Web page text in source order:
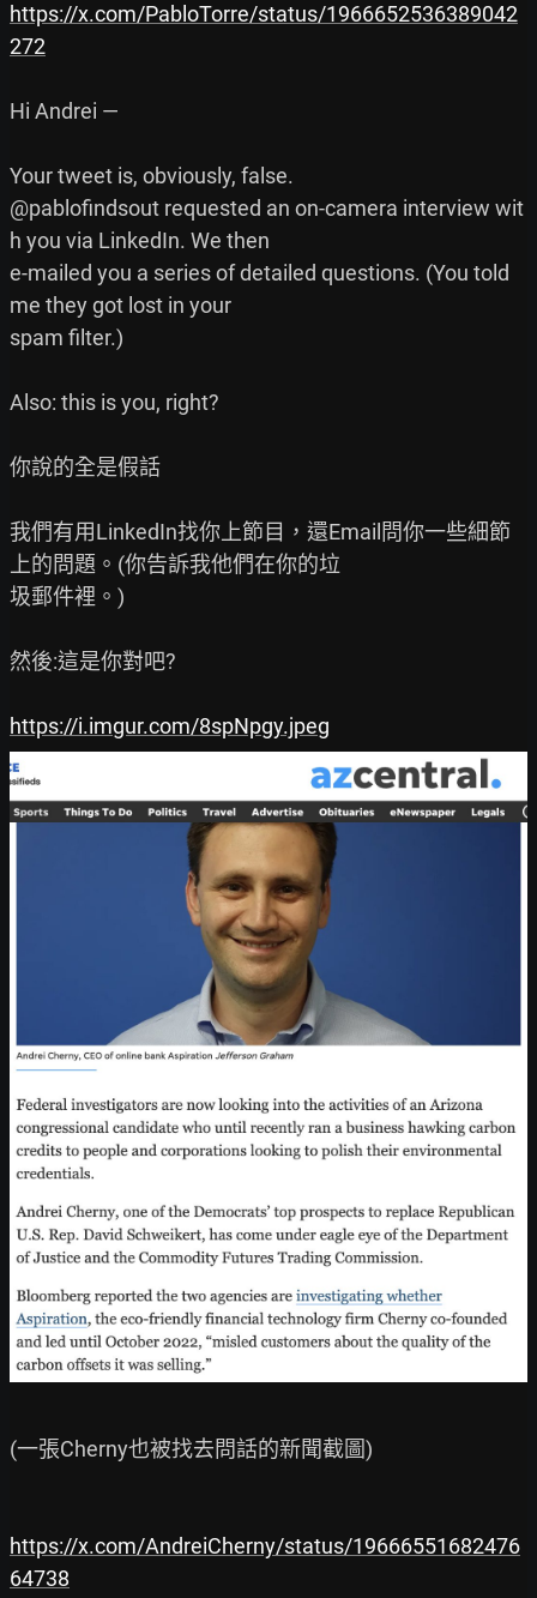
https://x.com/PabloTorre/status/1966652536389042
272
Hi Andrei —
Your tweet is, obviously, false.
@pablofindsout requested an on-camera interview wit
h you via LinkedIn. We then
e-mailed you a series of detailed questions. (You told
me they got lost in your
spam filter.)
Also: this is you, right?
你說的全是假話
我們有用LinkedIn找你上節目，還Email問你一些細節
上的問題。(你告訴我他們在你的垃
圾郵件裡。)
然後:這是你對吧?
https://i.imgur.com/8spNpgy.jpeg
(一張Cherny也被找去問話的新聞截圖)
https://x.com/AndreiCherny/status/19666551682476
64738